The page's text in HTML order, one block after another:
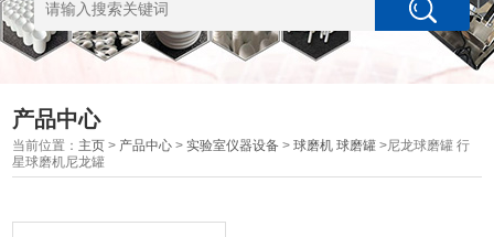
产品中心
当前位置： 主页 > 产品中心 >实验室仪器设备 >球磨机 球磨罐 >尼龙球磨罐 行
星球磨机尼龙罐